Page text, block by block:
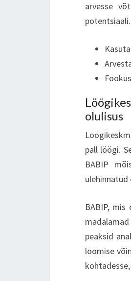
arvesse
potentsiaali.
olulisus
pall löögi.
BABIP
ülehinnatud
BABIP,
peaksid
löömise